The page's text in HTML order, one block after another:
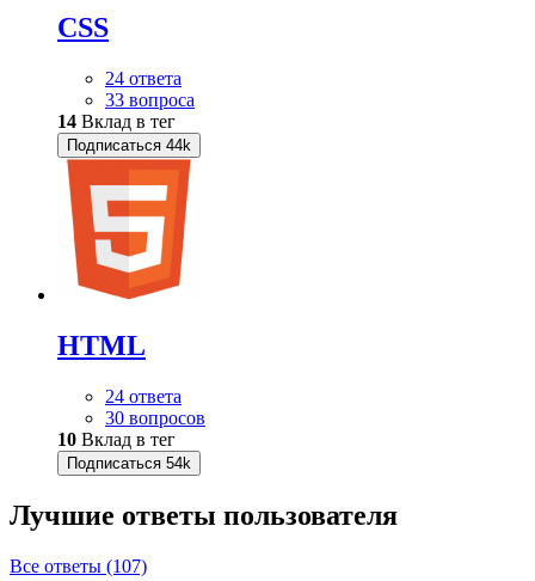
CSS
24 ответа
33 вопроса
14 Вклад в тег
Подписаться 44k
HTML
24 ответа
30 вопросов
10 Вклад в тег
Подписаться 54k
Лучшие ответы пользователя
Все ответы (107)